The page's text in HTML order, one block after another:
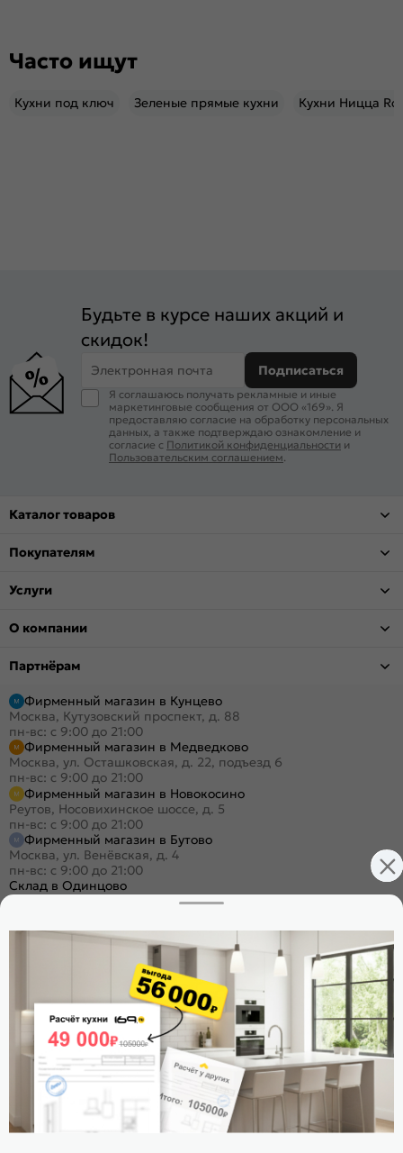
Часто ищут
Кухни под ключ Зеленые прямые кухни Кухни Ницца
Будьте в курсе наших акций и
скидок!
Электронная почта Подписаться
Я соглашаюсь получать рекламные и иные
маркетинговые сообщения от ООО «169». Я
предоставляю согласие на обработку персональных
данных, а также подтверждаю ознакомление и
согласие с Политикой конфиденциальности и
Пользовательским соглашением
Каталог товаров
Покупателям
Услуги
О компании
Партнёрам
Фирменный магазин в Кунцево
Москва, Кутузовский проспект, д. 88
пн-вс: с 9:00 до 21:00
Фирменный магазин в Медведково
Москва, ул. Осташковская, д. 22, подъезд 6
пн-вс: с 9:00 до 21:00
Фирменный магазин в Новокосино
Реутов, Носовихинское шоссе, д. 5
пн-вс: с 9:00 до 21:00
Фирменный магазин в Бутово
Москва, ул. Венёвская, д. 4
пн-вс: с 9:00 до 21:00
Склад в Одинцово
Одинцово, ул. Баковская, 5
+7 (495) 023-25-00
Заказать звонок
Стать дилером
Расскажите о нас
Поделиться
Оцените магазин